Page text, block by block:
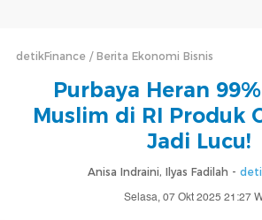
detikFinance Berita Ekonomi Bisnis
Purbaya Heran
Muslim di RI Produk
Jadi Lucu!
Anisa Indraini, Ilyas Fadilah -
Selasa, 07 Okt 2025 21:27